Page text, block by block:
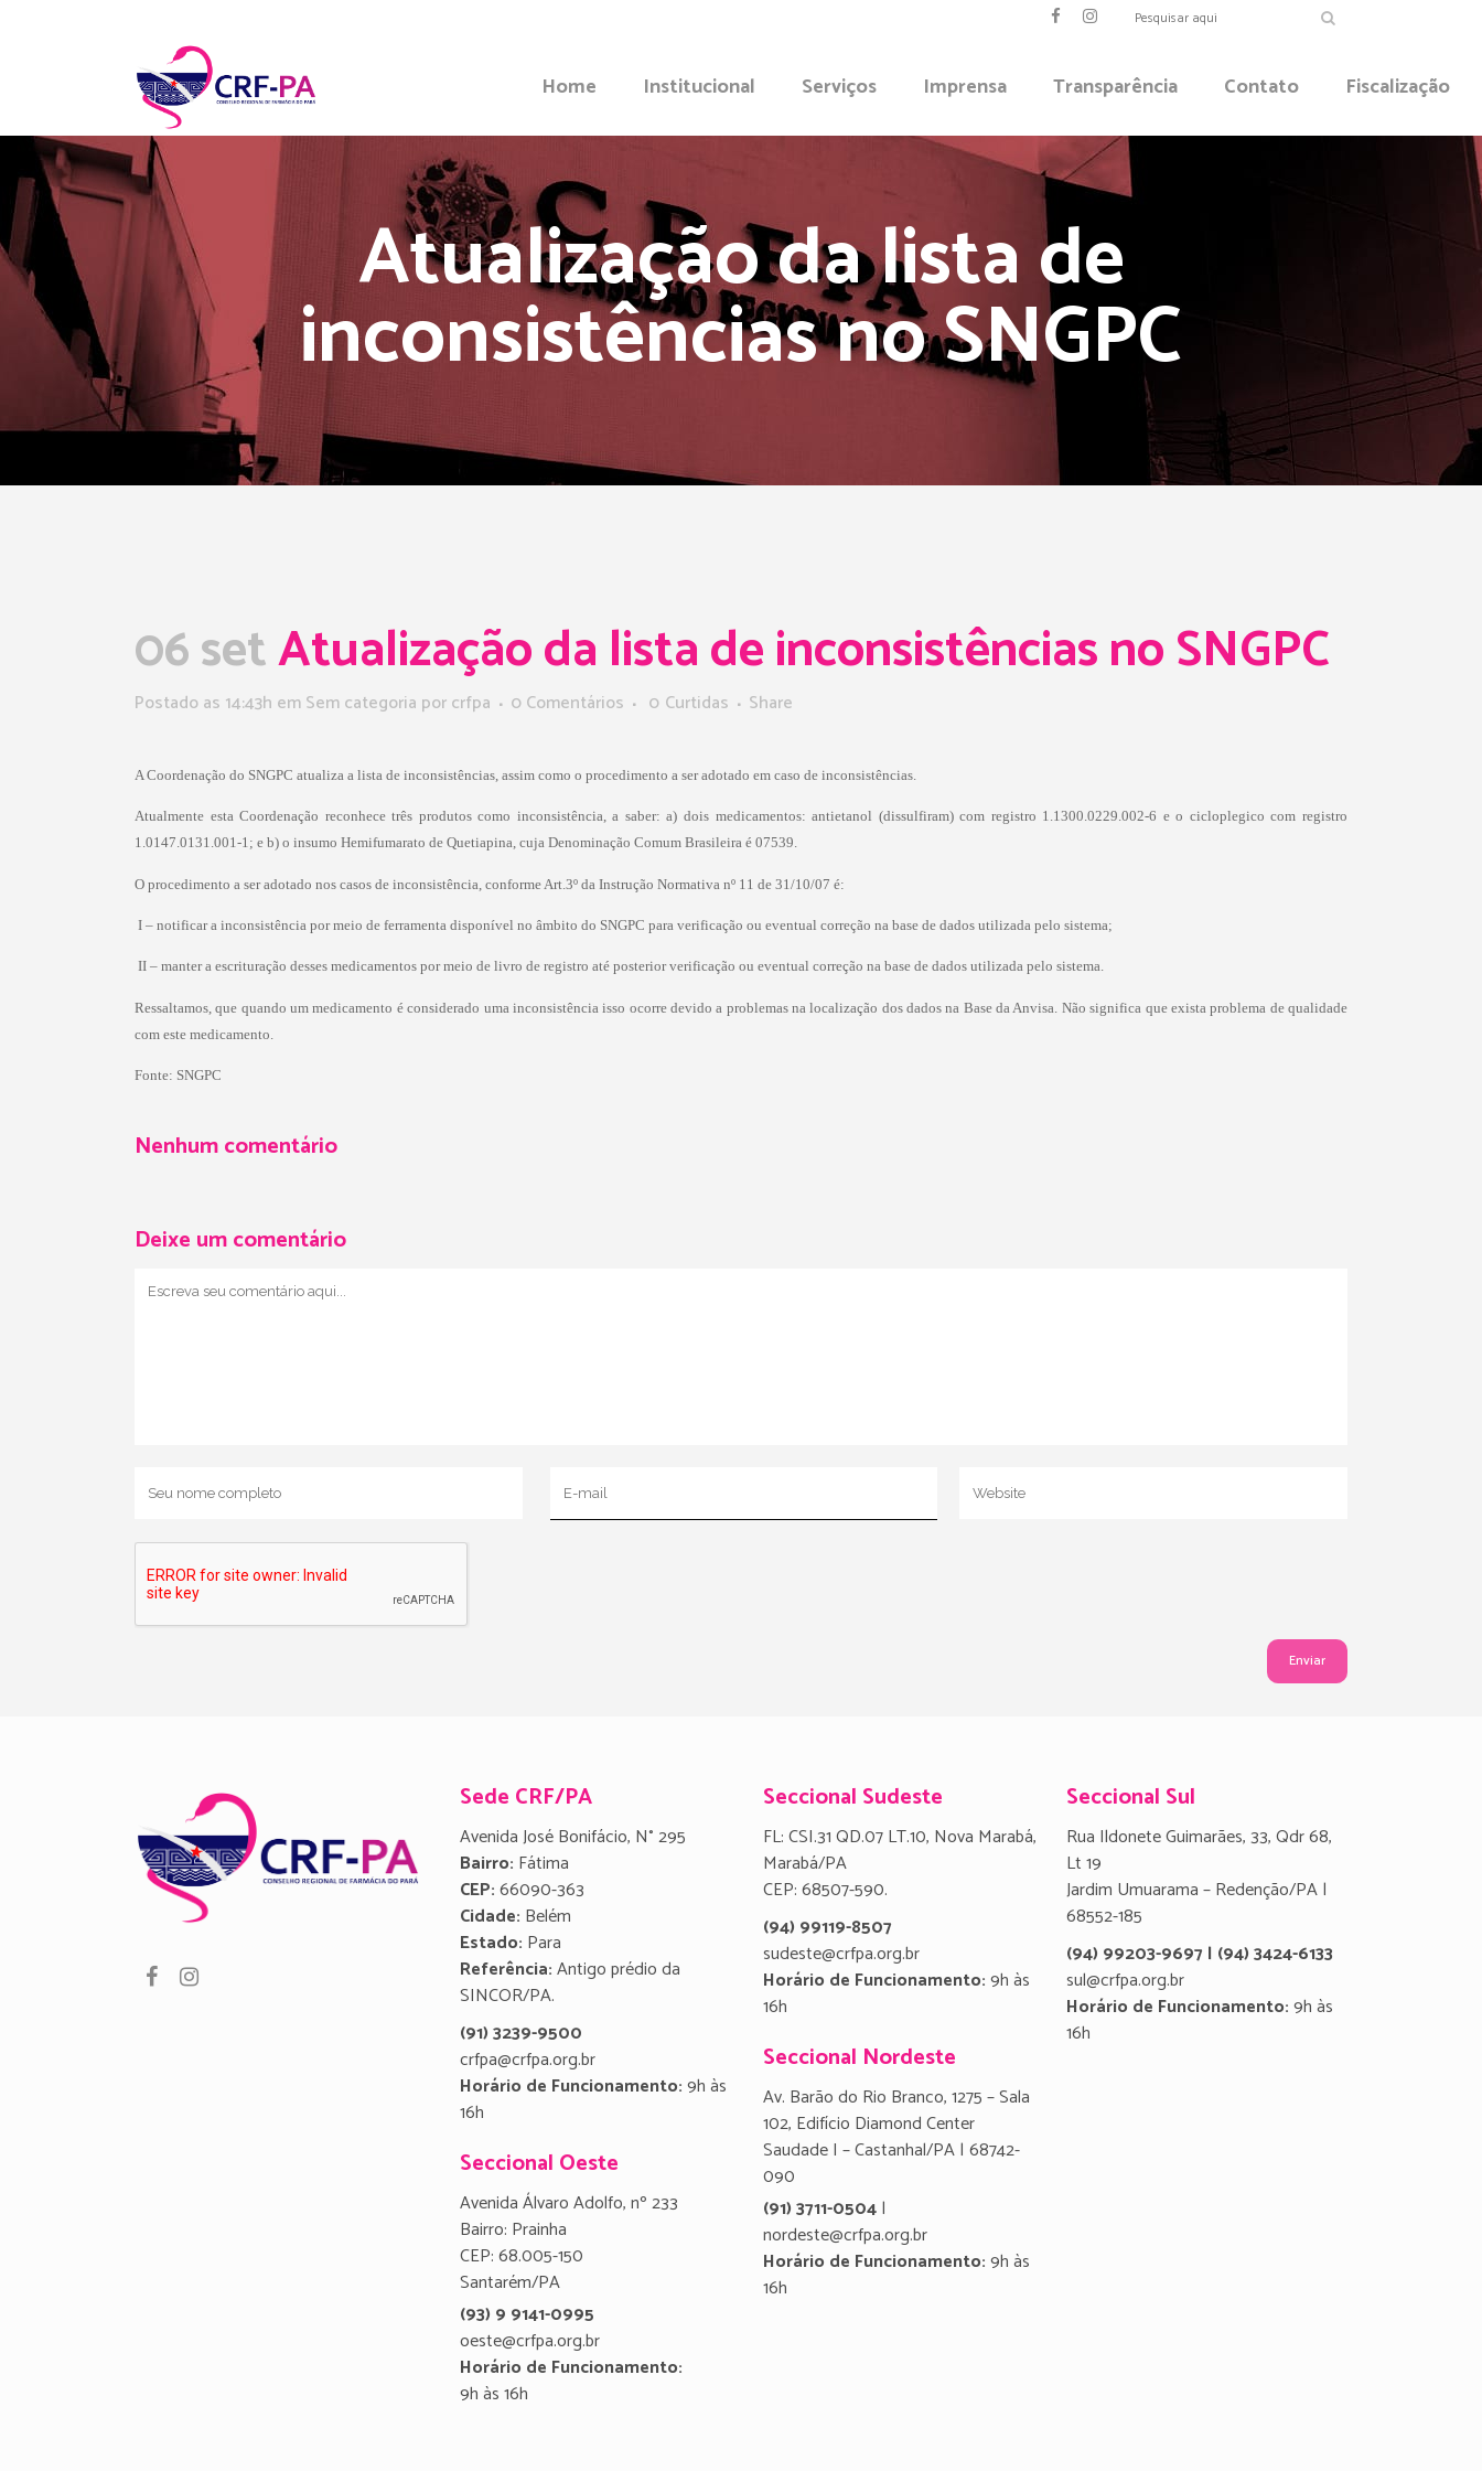
Home Institucional Serviços Imprensa Transparência Contato Fiscalização
Atualização da lista de
inconsistências no SNGPC
06 setAtualização da lista de inconsistências no SNGPC
Postado as 14:43h em Sem categoria porcrfpa 0 Comentários 0 Curtidas Share
A Coordenação do SNGPC atualiza a lista de inconsistências, assim como o procedimento a ser adotado em caso de inconsistências.
Atualmente esta Coordenação reconhece três produtos como inconsistência, a saber: a) dois medicamentos: antietanol (dissulfiram) com registro 1.1300.0229.002-6 e o cicloplegico com registro
1.0147.0131.001-1; e b) o insumo Hemifumarato de Quetiapina, cuja Denominação Comum Brasileira é 07539.
O procedimento a ser adotado nos casos de inconsistência, conforme Art.3º da Instrução Normativa nº 11 de 31/10/07 é:
 I – notificar a inconsistência por meio de ferramenta disponível no âmbito do SNGPC para verificação ou eventual correção na base de dados utilizada pelo sistema;
 II – manter a escrituração desses medicamentos por meio de livro de registro até posterior verificação ou eventual correção na base de dados utilizada pelo sistema.
Ressaltamos, que quando um medicamento é considerado uma inconsistência isso ocorre devido a problemas na localização dos dados na Base da Anvisa. Não significa que exista problema de qualidade
com este medicamento.
Fonte: SNGPC
Nenhum comentário
Deixe um comentário
Sede CRF/PA
Avenida José Bonifácio, N° 295
Bairro: Fátima
CEP:66090-363
Cidade: Belém
Estado: Para
Referência:Antigo prédio da
SINCOR/PA.
(91) 3239-9500
crfpa@crfpa.org.br
Horário de Funcionamento:9h às
16h
Seccional Oeste
Avenida Álvaro Adolfo, nº 233
Bairro: Prainha
CEP: 68.005-150
Santarém/PA
(93) 9 9141-0995
oeste@crfpa.org.br
Horário de Funcionamento:
9h às 16h
Seccional Sudeste
FL: CSI.31 QD.07 LT.10, Nova Marabá,
Marabá/PA
CEP: 68507-590.
(94) 99119-8507
sudeste@crfpa.org.br
Horário de Funcionamento:9h às
16h
Seccional Nordeste
Av. Barão do Rio Branco, 1275 – Sala
102, Edifício Diamond Center
Saudade I – Castanhal/PA | 68742-
090
(91) 3711-0504|
nordeste@crfpa.org.br
Horário de Funcionamento:9h às
16h
Seccional Sul
Rua Ildonete Guimarães, 33, Qdr 68,
Lt 19
Jardim Umuarama – Redenção/PA |
68552-185
(94) 99203-9697 | (94) 3424-6133
sul@crfpa.org.br
Horário de Funcionamento:9h às
16h